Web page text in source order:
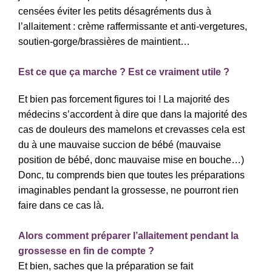
censées éviter les petits désagréments dus à
l’allaitement : crème raffermissante et anti-vergetures,
soutien-gorge/brassières de maintient…
Est ce que ça marche ? Est ce vraiment utile ?
Et bien pas forcement figures toi ! La majorité des
médecins s’accordent à dire que dans la majorité des
cas de douleurs des mamelons et crevasses cela est
du à une mauvaise succion de bébé (mauvaise
position de bébé, donc mauvaise mise en bouche…)
Donc, tu comprends bien que toutes les préparations
imaginables pendant la grossesse, ne pourront rien
faire dans ce cas là.
Alors comment préparer l’allaitement pendant la
grossesse en fin de compte ?
Et bien, saches que la préparation se fait